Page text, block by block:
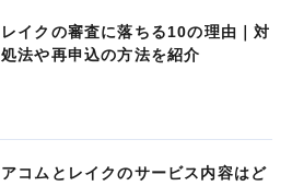
レイクの審査に落ちる10の理由｜対
処法や再申込の方法を紹介
アコムとレイクのサービス内容はど